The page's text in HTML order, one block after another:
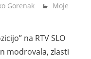
Gorenak
Moje
na RTV SLO
modrovala, zlasti